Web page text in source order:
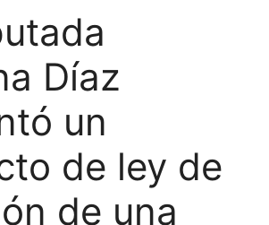
Díaz
un
de ley de
de una